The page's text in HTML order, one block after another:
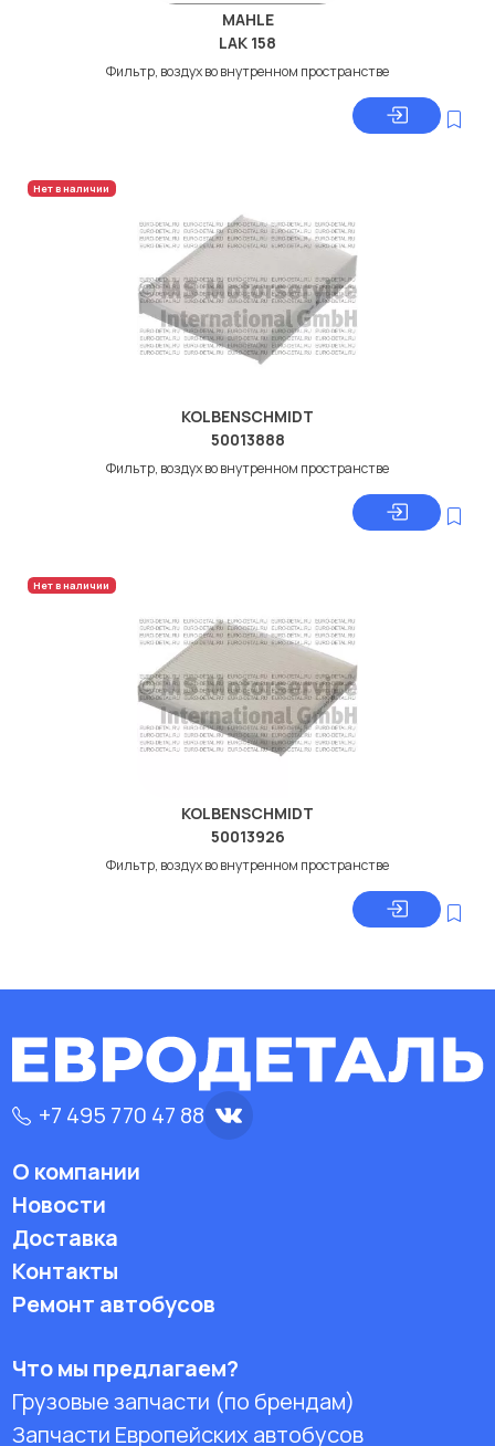
MAHLE
LAK 158
Фильтр, воздух во внутренном пространстве
Нет в наличии
KOLBENSCHMIDT
50013888
Фильтр, воздух во внутренном пространстве
Нет в наличии
KOLBENSCHMIDT
50013926
Фильтр, воздух во внутренном пространстве
+7 495 770 47 88
О компании
Новости
Доставка
Контакты
Ремонт автобусов
Что мы предлагаем?
Грузовые запчасти (по брендам)
Запчасти Европейских автобусов